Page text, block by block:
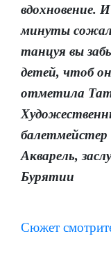
вдохновение.
минуты
танцуя вы
детей, чтоб
отметила
Акварель,
Бурятии
Сюжет